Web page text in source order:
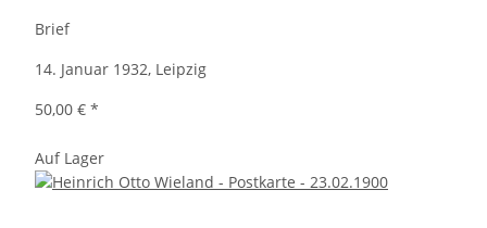
Brief
14. Januar 1932, Leipzig
50,00 € *
Auf Lager